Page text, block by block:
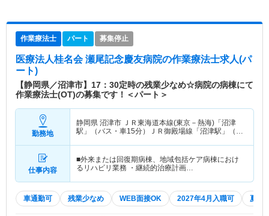
作業療法士 パート 募集停止
医療法人桂名会 瀬尾記念慶友病院の作業療法士求人(パ
ート)
【静岡県／沼津市】17：30定時の残業少なめ☆病院の病棟にて
作業療法士(OT)の募集です！＜パート＞
勤務地
静岡県 沼津市 ＪＲ東海道本線(東京－熱海)「沼津
駅」（バス・車15分）ＪＲ御殿場線「沼津駅」（バ
仕事内容
■外来または回復期病棟、地域包括ケア病棟におけ
るリハビリ業務 ・継続的治療計画…
車通勤可 残業少なめ WEB面接OK 2027年4月入職可 夏～